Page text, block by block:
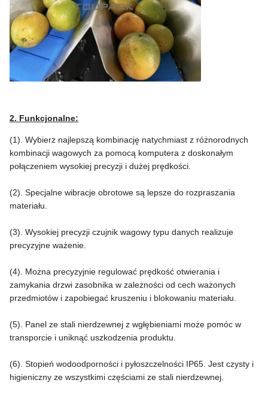
2. Funkcjonalne:
(1). Wybierz najlepszą kombinację natychmiast z różnorodnych
kombinacji wagowych za pomocą komputera z doskonałym
połączeniem wysokiej precyzji i dużej prędkości.
(2). Specjalne wibracje obrotowe są lepsze do rozpraszania
materiału.
(3). Wysokiej precyzji czujnik wagowy typu danych realizuje
precyzyjne ważenie.
(4). Można precyzyjnie regulować prędkość otwierania i
zamykania drzwi zasobnika w zależności od cech ważonych
przedmiotów i zapobiegać kruszeniu i blokowaniu materiału.
(5). Panel ze stali nierdzewnej z wgłębieniami może pomóc w
transporcie i uniknąć uszkodzenia produktu.
(6). Stopień wodoodporności i pyłoszczelności IP65. Jest czysty i
higieniczny ze wszystkimi częściami ze stali nierdzewnej.